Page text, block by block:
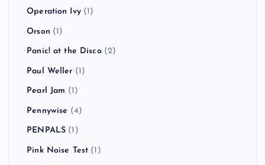
Operation Ivy(1)
Orson (1)
Panic! at the Disco(2)
Paul Weller (1)
Pearl Jam (1)
Pennywise (4)
PENPALS (1)
Pink Noise Test (1)